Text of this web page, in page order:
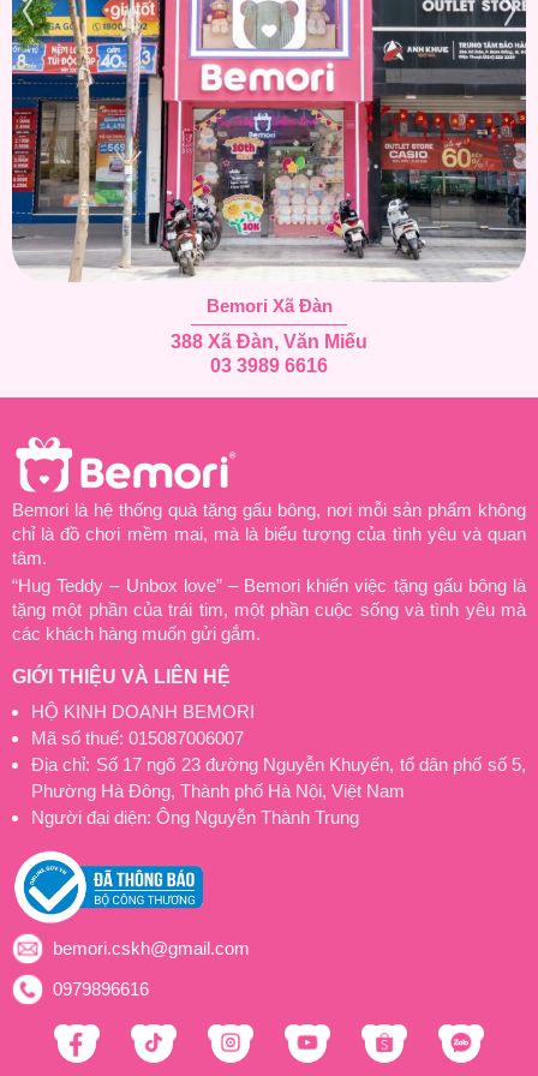
Bemori Xã Đàn
388 Xã Đàn, Văn Miếu
03 3989 6616
Bemori là hệ thống quà tặng gấu bông, nơi mỗi sản phẩm không
chỉ là đồ chơi mềm mại, mà là biểu tượng của tình yêu và quan
tâm.
“Hug Teddy – Unbox love” – Bemori khiến việc tặng gấu bông là
tặng một phần của trái tim, một phần cuộc sống và tình yêu mà
các khách hàng muốn gửi gắm.
GIỚI THIỆU VÀ LIÊN HỆ
HỘ KINH DOANH BEMORI
Mã số thuế: 015087006007
Địa chỉ: Số 17 ngõ 23 đường Nguyễn Khuyến, tổ dân phố số 5,
Phường Hà Đông, Thành phố Hà Nội, Việt Nam
Người đại diện: Ông Nguyễn Thành Trung
bemori.cskh@gmail.com
0979896616